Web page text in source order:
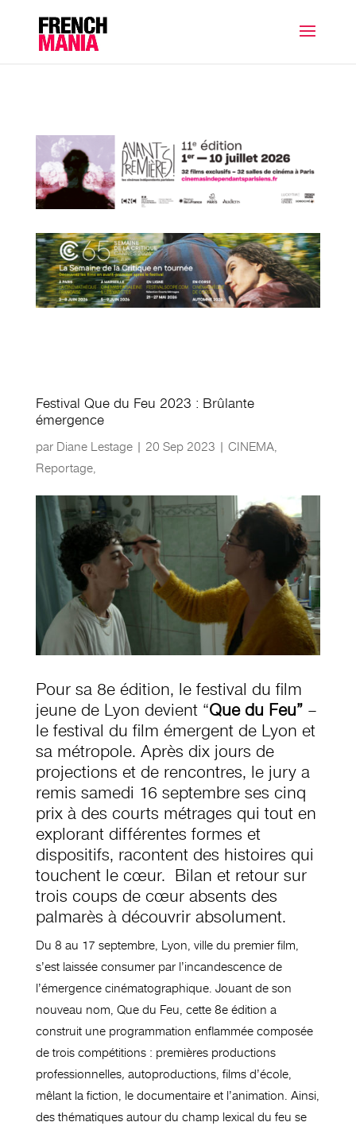
Festival Que du Feu 2023 : Brûlante
émergence
par Diane Lestage| 20 Sep 2023 | CINEMA,
Reportage,
Pour sa 8e édition, le festival du film
jeune de Lyon devient “Que du Feu”–
le festival du film émergent de Lyon et
sa métropole. Après dix jours de
projections et de rencontres, le jury a
remis samedi 16 septembre ses cinq
prix à des courts métrages qui tout en
explorant différentes formes et
dispositifs, racontent des histoires qui
touchent le cœur. Bilan et retour sur
trois coups de cœur absents des
palmarès à découvrir absolument.
Du 8 au 17 septembre, Lyon, ville du premier film,
s’est laissée consumer par l’incandescence de
l’émergence cinématographique. Jouant de son
nouveau nom, Que du Feu, cette 8e édition a
construit une programmation enflammée composée
de trois compétitions : premières productions
professionnelles, autoproductions, films d’école,
mêlant la fiction, le documentaire et l’animation. Ainsi,
des thématiques autour du champ lexical du feu se